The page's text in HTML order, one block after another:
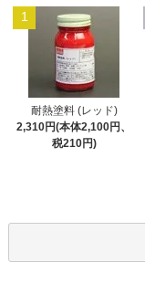
1
耐熱塗料 (レッド)
2,310円(本体2,100円、
税210円)